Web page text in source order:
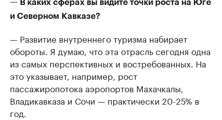
— В каких сферах вы видите точки роста на Юге
и Северном Кавказе?
— Развитие внутреннего туризма набирает
обороты. Я думаю, что эта отрасль сегодня одна
из самых перспективных и востребованных. На
это указывает, например, рост
пассажиропотока аэропортов Махачкалы,
Владикавказа и Сочи — практически 20-25% в
год.